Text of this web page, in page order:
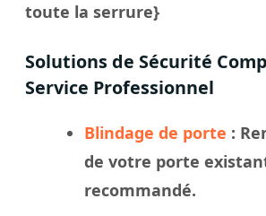
toute la serrure}
Solutions de Sécurité
Service Professionnel
Blindage de porte :
de votre porte
recommandé.